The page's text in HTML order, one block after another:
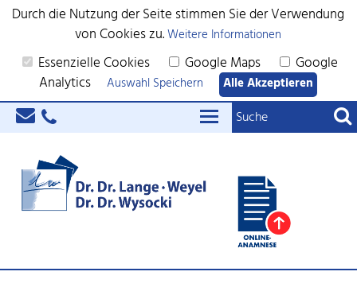
Durch die Nutzung der Seite stimmen Sie der Verwendung
von Cookies zu.Weitere Informationen
Essenzielle Cookies Google Maps Google
Analytics Auswahl Speichern Alle Akzeptieren